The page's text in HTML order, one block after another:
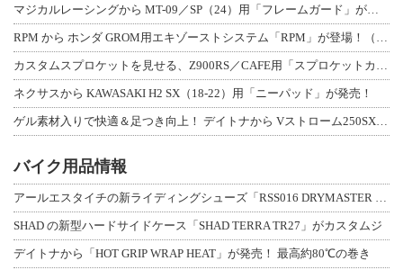
マジカルレーシングから MT-09／SP（24）用「フレームガード」が登場！
RPM から ホンダ GROM用エキゾーストシステム「RPM」が登場！（動画あり
カスタムスプロケットを見せる、Z900RS／CAFE用「スプロケットカバーフルキ
ネクサスから KAWASAKI H2 SX（18-22）用「ニーパッド」が発売！
ゲル素材入りで快適＆足つき向上！ デイトナから Vストローム250SX用「快適ロ
バイク用品情報
アールエスタイチの新ライディングシューズ「RSS016 DRYMASTER スト
SHAD の新型ハードサイドケース「SHAD TERRA TR27」がカスタムジ
デイトナから「HOT GRIP WRAP HEAT」が発売！ 最高約80℃の巻き